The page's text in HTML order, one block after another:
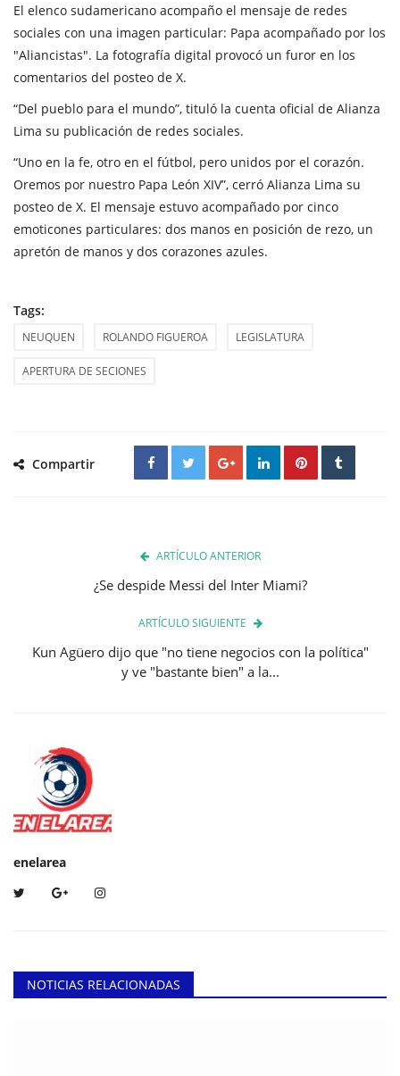
El elenco sudamericano acompaño el mensaje de redes
sociales con una imagen particular: Papa acompañado por los
"Aliancistas". La fotografía digital provocó un furor en los
comentarios del posteo de X.
“Del pueblo para el mundo”, tituló la cuenta oficial de Alianza
Lima su publicación de redes sociales.
“Uno en la fe, otro en el fútbol, pero unidos por el corazón.
Oremos por nuestro Papa León XIV”, cerró Alianza Lima su
posteo de X. El mensaje estuvo acompañado por cinco
emoticones particulares: dos manos en posición de rezo, un
apretón de manos y dos corazones azules.
Tags:
NEUQUEN ROLANDO FIGUEROA LEGISLATURA
APERTURA DE SECIONES
Compartir
ARTÍCULO ANTERIOR
¿Se despide Messi del Inter Miami?
ARTÍCULO SIGUIENTE
Kun Agüero dijo que "no tiene negocios con la política"
y ve "bastante bien" a la...
enelarea
NOTICIAS RELACIONADAS